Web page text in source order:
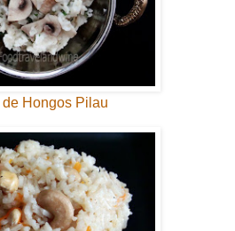
de Hongos Pilau